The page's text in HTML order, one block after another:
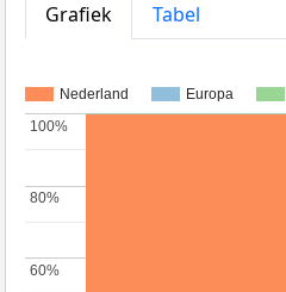
Grafiek
Tabel
Nederland Europa
60%
60%
80%
80%
100%
100%